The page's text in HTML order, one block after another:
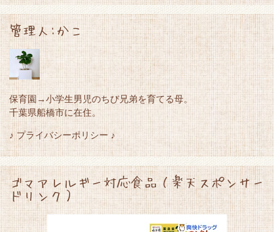
管理人:かこ
保育園→小学生男児のちび兄弟を育てる母。
千葉県船橋市に在住。
♪ プライバシーポリシー ♪
ゴマアレルギー対応食品（楽天スポンサー
ドリンク）